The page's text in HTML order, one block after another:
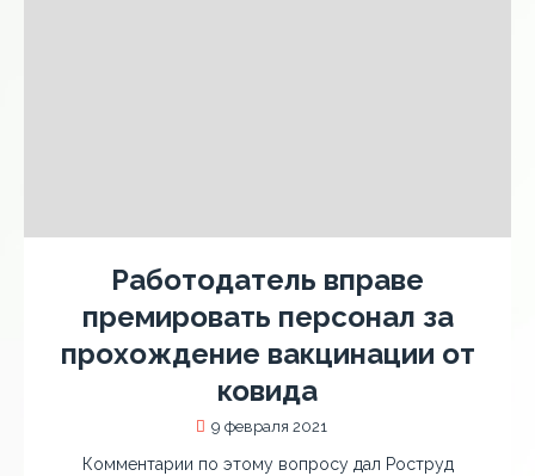
Работодатель вправе
премировать персонал за
прохождение вакцинации от
ковида
9 февраля 2021
Комментарии по этому вопросу дал Роструд